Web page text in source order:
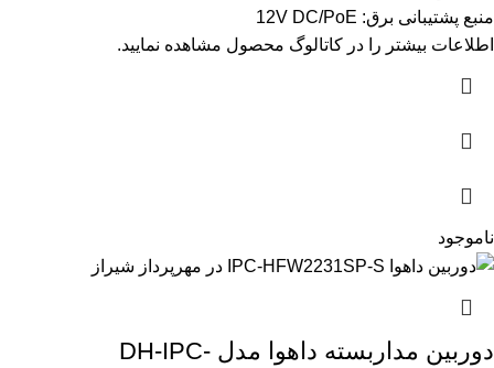
منبع پشتیبانی برق: 12V DC/PoE
اطلاعات بیشتر را در کاتالوگ محصول مشاهده نمایید.
ناموجود
دوربین مداربسته داهوا مدل DH-IPC-